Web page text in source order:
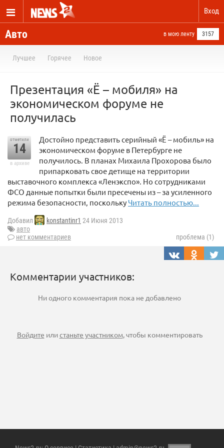
Вход
Авто в мою ленту 3157
Лучшее Горячее Новое
Презентация «Ё – мобиля» на
экономическом форуме не
получилась
отметили
14
в архиве
Достойно представить серийный «Ё – мобиль» на
экономическом форуме в Петербурге не
получилось. В планах Михаила Прохорова было
припарковать свое детище на территории
выставочного комплекса «Ленэкспо». Но сотрудниками
ФСО данные попытки были пресечены из – за усиленного
режима безопасности, посколькуЧитать полностью...
Добавил konstantinr1 24 Июня 2013
авто
нет комментариев
проблема (1)
Комментарии участников:
Ни одного комментария пока не добавлено
Войдите илистаньте участником, чтобы комментировать